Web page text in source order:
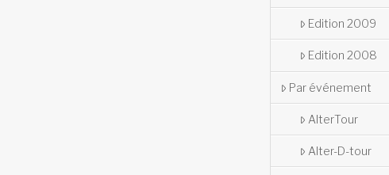
Edition 2009
Edition 2008
Par événement
AlterTour
Alter-D-tour